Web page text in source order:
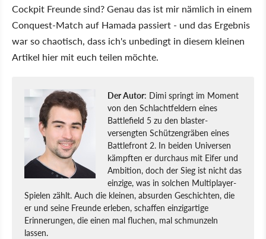
Cockpit Freunde sind? Genau das ist mir nämlich in einem
Conquest-Match auf Hamada passiert - und das Ergebnis
war so chaotisch, dass ich's unbedingt in diesem kleinen
Artikel hier mit euch teilen möchte.
Der Autor: Dimi springt im Moment
von den Schlachtfeldern eines
Battlefield 5 zu den blaster-
versengten Schützengräben eines
Battlefront 2. In beiden Universen
kämpften er durchaus mit Eifer und
Ambition, doch der Sieg ist nicht das
einzige, was in solchen Multiplayer-
Spielen zählt. Auch die kleinen, absurden Geschichten, die
er und seine Freunde erleben, schaffen einzigartige
Erinnerungen, die einen mal fluchen, mal schmunzeln
lassen.